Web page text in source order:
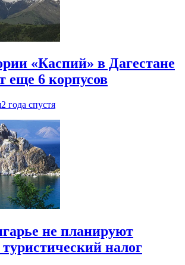
«Каспий» в Дагестане
еще 6 корпусов
2 года спустя
не планируют
налог